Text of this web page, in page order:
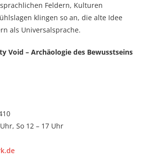
Feldern, Kulturen
klingen so an, die alte Idee
als Universalsprache.
Void – Archäologie des Bewusstseins
So 12 – 17 Uhr